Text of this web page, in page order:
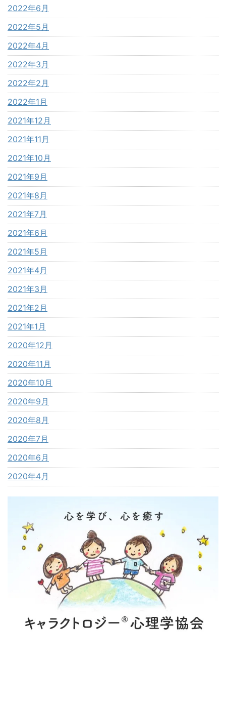
2022年6月
2022年5月
2022年4月
2022年3月
2022年2月
2022年1月
2021年12月
2021年11月
2021年10月
2021年9月
2021年8月
2021年7月
2021年6月
2021年5月
2021年4月
2021年3月
2021年2月
2021年1月
2020年12月
2020年11月
2020年10月
2020年9月
2020年8月
2020年7月
2020年6月
2020年4月